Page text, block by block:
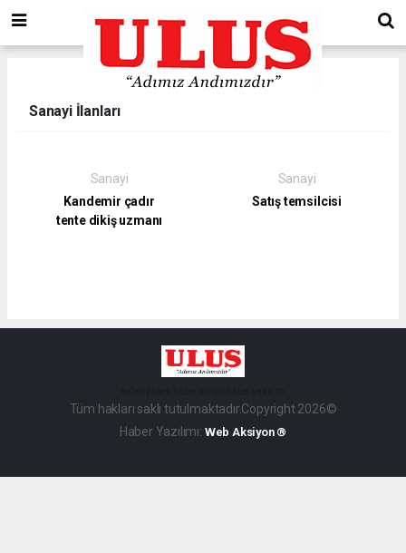
Sanayi İlanları
Sanayi
Kandemir çadır
tente dikiş uzmanı
Sanayi
Satış temsilcisi
Tüm hakları saklı tutulmaktadır.Copyright 2026©
Haber Yazılımı: Web Aksiyon ®